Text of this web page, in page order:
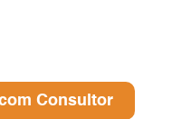
Consultor